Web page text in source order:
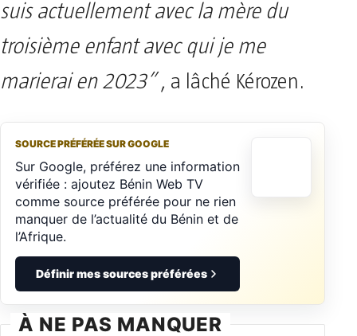
suis actuellement avec la mère du
troisième enfant avec qui je me
marierai en 2023”, a lâché Kérozen.
SOURCE PRÉFÉRÉE SUR GOOGLE
Sur Google, préférez une information
vérifiée : ajoutez Bénin Web TV
comme source préférée pour ne rien
manquer de l’actualité du Bénin et de
l’Afrique.
Définir mes sources préférées
À NE PAS MANQUER